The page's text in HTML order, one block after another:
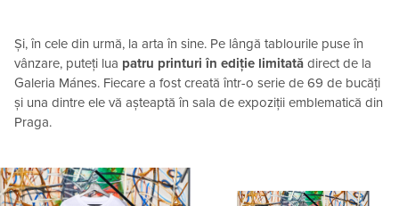
Și, în cele din urmă, la arta în sine. Pe lângă tablourile puse în
vânzare, puteți lua patru printuri în ediție limitată direct de la
Galeria Mánes. Fiecare a fost creată într-o serie de 69 de bucăți
și una dintre ele vă așteaptă în sala de expoziții emblematică din
Praga.